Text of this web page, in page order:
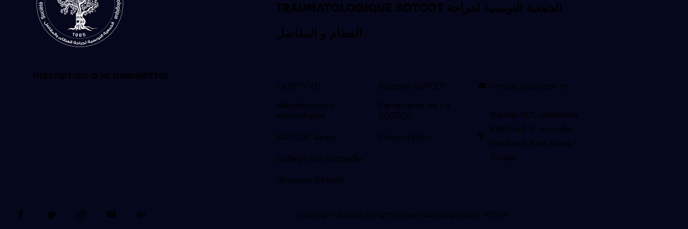
TRAUMATOLOGIQUE SOTCOT الجمعية التونسية لجراحة
العظام و المفاصل
Inscription à la newsletter
La SOTCOT
Manifestations
scientifiques
SOTCOT Junior
College d’orthopedie
Groupes d’etude
Bourses SOTCOT
Partenaires de La
SOTCOT
Présentation
contact@sotcot.tn
Bureau B01, résidence
Elahmadi 2, nouvelle
medina 3 Ben Arous -
Tunisie
Copyright ©2025 all rights reserved Designed by TOTEM